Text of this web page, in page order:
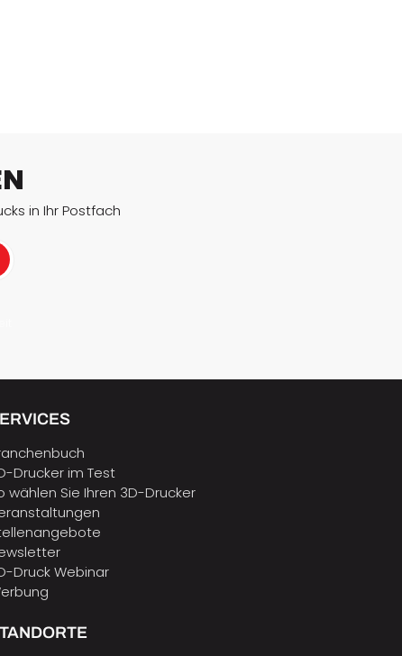
in Ihr Postfach
Drucker im Test
wählen Sie Ihren 3D-Drucker
Druck Webinar